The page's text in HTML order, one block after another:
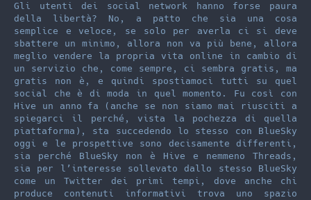
Gli utenti dei social network hanno forse paura
della libertà? No, a patto che sia una cosa
semplice e veloce, se solo per averla ci si deve
sbattere un minimo, allora non va più bene, allora
meglio vendere la propria vita online in cambio di
un servizio che, come sempre, ci sembra gratis, ma
gratis non è, e quindi spostiamoci tutti su quel
social che è di moda in quel momento. Fu così con
Hive un anno fa (anche se non siamo mai riusciti a
spiegarci il perché, vista la pochezza di quella
piattaforma), sta succedendo lo stesso con BlueSky
oggi e le prospettive sono decisamente differenti,
sia perché BlueSky non è Hive e nemmeno Threads,
sia per l’interesse sollevato dallo stesso BlueSky
come un Twitter dei primi tempi, dove anche chi
produce contenuti informativi trova uno spazio